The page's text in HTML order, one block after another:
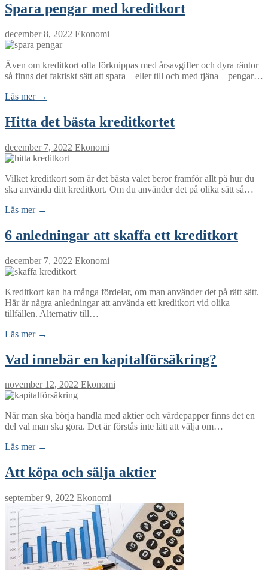
Spara pengar med kreditkort
december 8, 2022 Ekonomi
Även om kreditkort ofta förknippas med årsavgifter och dyra räntor
så finns det faktiskt sätt att spara – eller till och med tjäna – pengar…
Läs mer →
Hitta det bästa kreditkortet
december 7, 2022 Ekonomi
Vilket kreditkort som är det bästa valet beror framför allt på hur du
ska använda ditt kreditkort. Om du använder det på olika sätt så…
Läs mer →
6 anledningar att skaffa ett kreditkort
december 7, 2022 Ekonomi
Kreditkort kan ha många fördelar, om man använder det på rätt sätt.
Här är några anledningar att använda ett kreditkort vid olika
tillfällen. Alternativ till…
Läs mer →
Vad innebär en kapitalförsäkring?
november 12, 2022 Ekonomi
När man ska börja handla med aktier och värdepapper finns det en
del val man ska göra. Det är förstås inte lätt att välja om…
Läs mer →
Att köpa och sälja aktier
september 9, 2022 Ekonomi